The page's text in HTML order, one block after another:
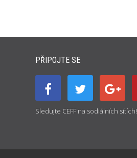
PŘIPOJTE SE
Sledujte CEFF na sodiálních sítích!